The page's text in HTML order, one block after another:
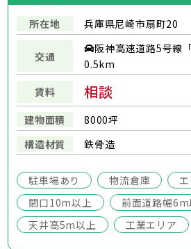
所在地 兵庫県尼崎市扇町20
交通
阪神高速道路5号線
0.5km
賃料
相談
建物面積
8000坪
構造材質
鉄骨造
駐車場あり 物流倉庫
間口10m以上
前面道路幅6m
天井高5m以上
工業エリア